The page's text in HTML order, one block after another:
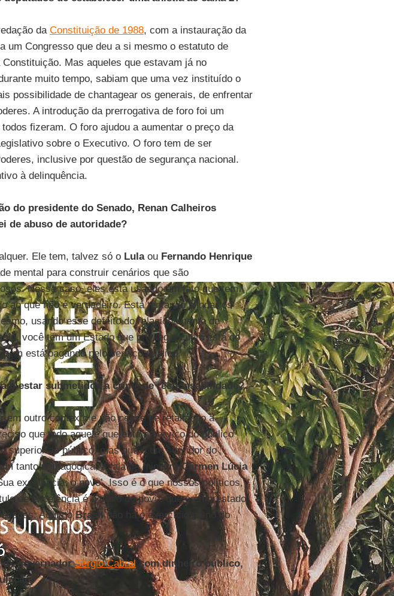
da Constituição de 1988, com a instauração da
um Congresso que deu a si mesmo o estatuto de
Mas aqueles que estavam já no
muito tempo, sabiam que uma vez instituído o
possibilidade de chantagear os generais, de enfrentar
A introdução da prerrogativa de foro foi um
fizeram. O foro ajudou a aumentar o preço da
sobre o Executivo. O foro tem de ser
inclusive por questão de segurança nacional.
à delinquência.
do presidente do Senado, Renan Calheiros
de abuso de autoridade?
Ele tem, talvez só o Lulaou Fernando Henrique
mental para construir cenários que são
Nesse caso, eles está usando um fato que tem
ao que não é verdadeiro. Está tentando blindar os
usando esse defeito do relacionamento do
você tem um Estado que privilegia quem está do
está pagando pelo serviço público.
estar submetidos a crime de responsabilidade?
em outro contexto e não nesse de retaliação à
que todo aquele que está a serviço do público
superior ao público, mas que é um servidor do
tanto demagógica, a fala da ministraCármen Lúcia
excelência, o povo’. Isso é o que nossos políticos,
de excelência é o título do povo, que é emprestado
Aqui noBrasilnão há o exercício pleno do
ex-governadorSérgio Cabralcom dinheiro público,